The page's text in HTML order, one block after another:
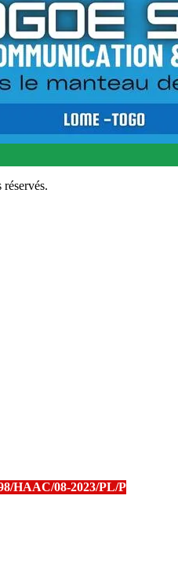
HAAC/08-2023/PL/P